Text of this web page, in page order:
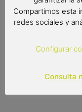
17x7x9 cm
Compartimos esta
redes sociales y
Configurar
Consulta